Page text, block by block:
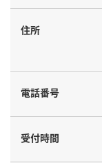
住所
電話番号
受付時間